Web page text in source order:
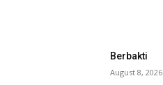
Berbakti
August 8, 2026